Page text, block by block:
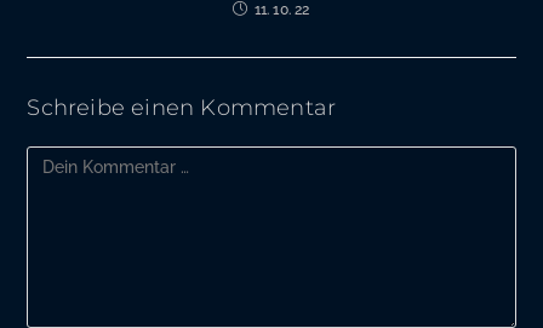
11. 10. 22
Schreibe einen Kommentar
Kommentar